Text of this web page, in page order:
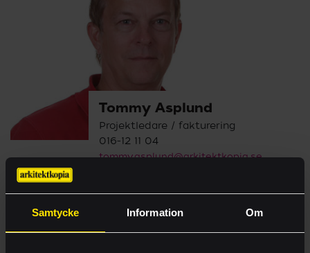
Samtycke Information Om
Tommy Asplund
Projektledare / fakturering
016-12 11 04
tommy.asplund@arkitektkopia.se
E-handel